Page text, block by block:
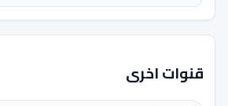
قنوات اخرى